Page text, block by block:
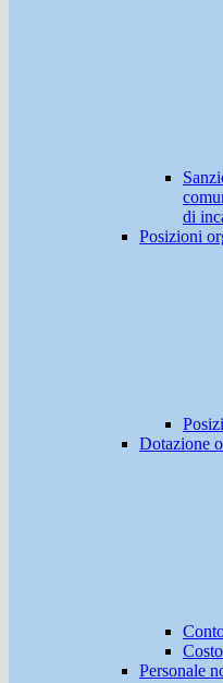
di
Posizioni
Dotazione
Personale